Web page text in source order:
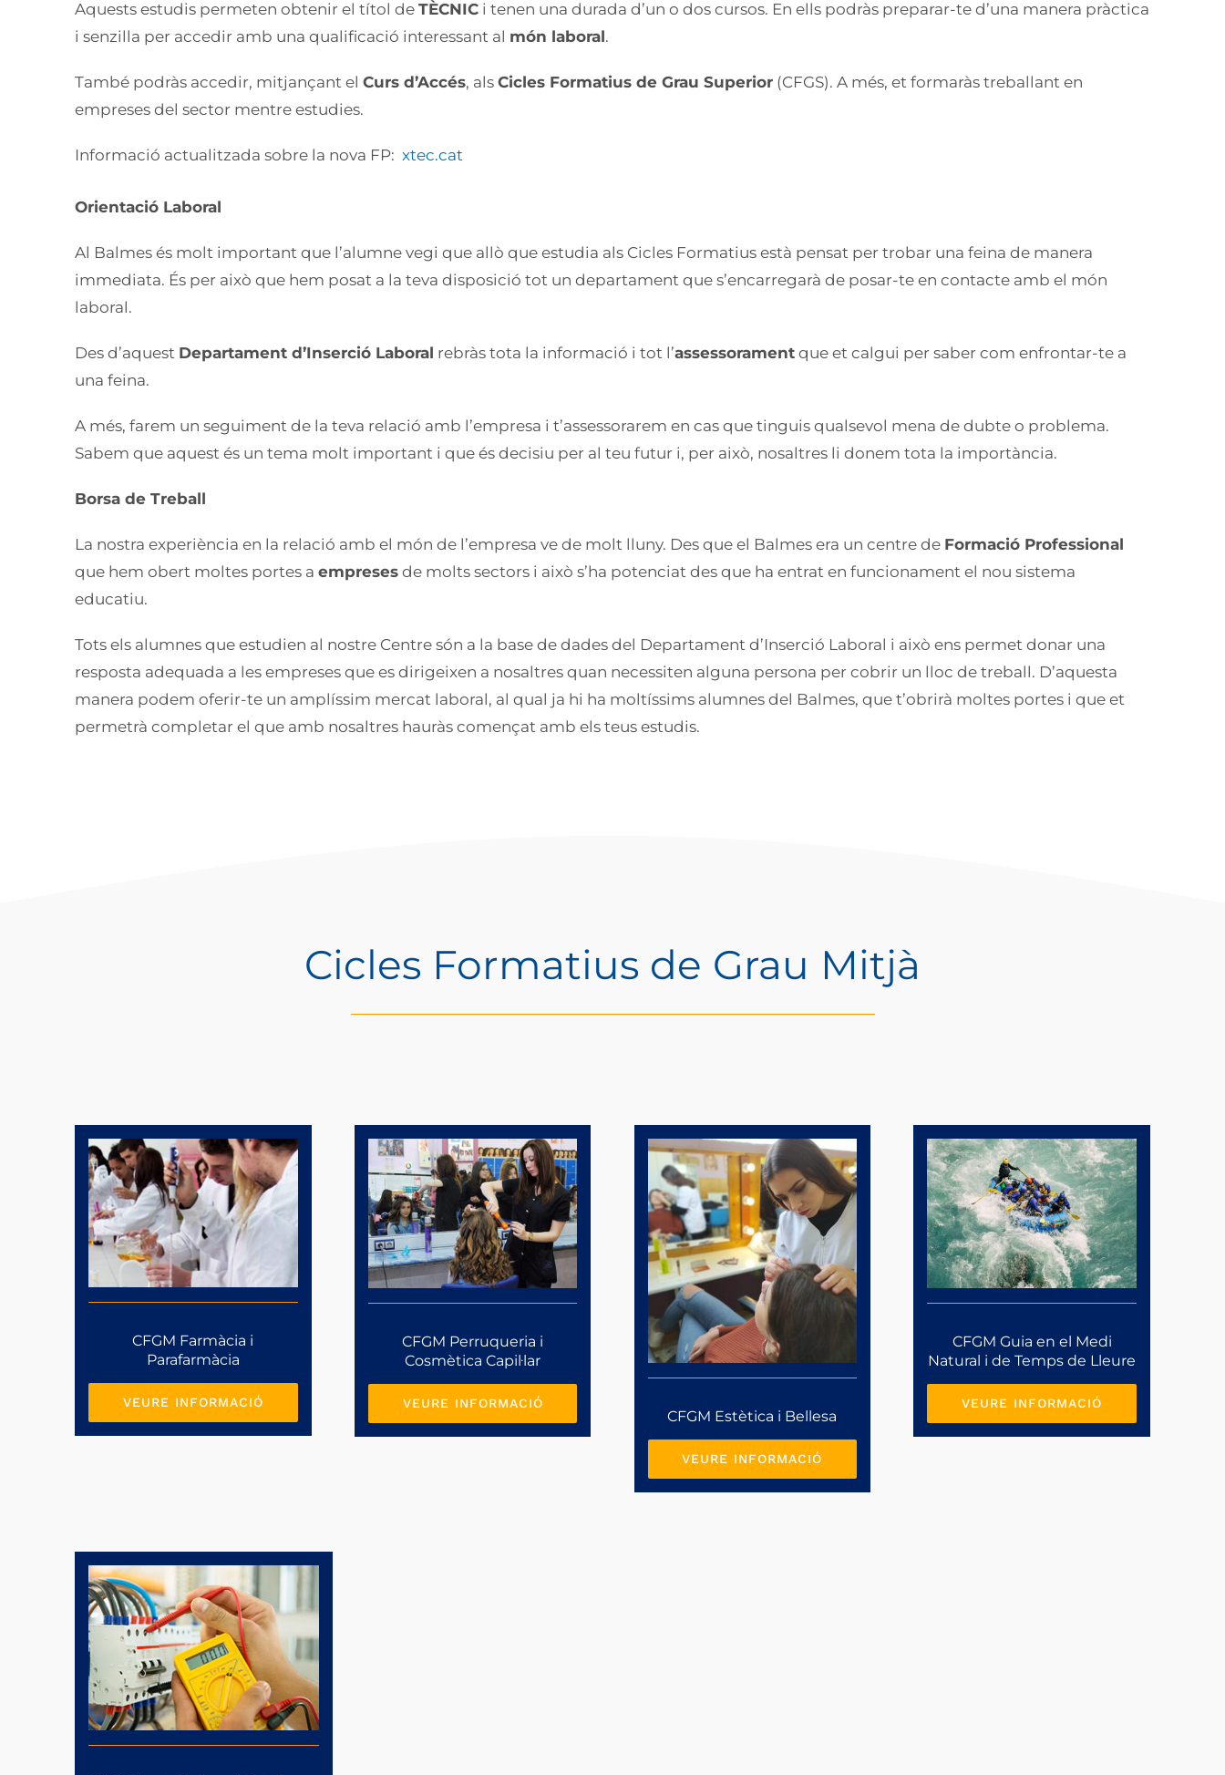
Aquests estudis permeten obtenir el títol de TÈCNIC i tenen una durada d’un o dos cursos. En ells podràs preparar-te d’una manera pràctica
i senzilla per accedir amb una qualificació interessant al món laboral.
També podràs accedir, mitjançant el Curs d’Accés, als Cicles Formatius de Grau Superior (CFGS). A més, et formaràs treballant en
empreses del sector mentre estudies.
Informació actualitzada sobre la nova FP: xtec.cat
Orientació Laboral
Al Balmes és molt important que l’alumne vegi que allò que estudia als Cicles Formatius està pensat per trobar una feina de manera
immediata. És per això que hem posat a la teva disposició tot un departament que s’encarregarà de posar-te en contacte amb el món
laboral.
Des d’aquest Departament d’Inserció Laboral rebràs tota la informació i tot l’assessorament que et calgui per saber com enfrontar-te a
una feina.
A més, farem un seguiment de la teva relació amb l’empresa i t’assessorarem en cas que tinguis qualsevol mena de dubte o problema.
Sabem que aquest és un tema molt important i que és decisiu per al teu futur i, per això, nosaltres li donem tota la importància.
Borsa de Treball
La nostra experiència en la relació amb el món de l’empresa ve de molt lluny. Des que el Balmes era un centre de Formació Professional
que hem obert moltes portes a empreses de molts sectors i això s’ha potenciat des que ha entrat en funcionament el nou sistema
educatiu.
Tots els alumnes que estudien al nostre Centre són a la base de dades del Departament d’Inserció Laboral i això ens permet donar una
resposta adequada a les empreses que es dirigeixen a nosaltres quan necessiten alguna persona per cobrir un lloc de treball. D’aquesta
manera podem oferir-te un amplíssim mercat laboral, al qual ja hi ha moltíssims alumnes del Balmes, que t’obrirà moltes portes i que et
permetrà completar el que amb nosaltres hauràs començat amb els teus estudis.
Cicles Formatius de Grau Mitjà
CFGM Farmàcia i
Parafarmàcia
VEURE INFORMACIÓ
CFGM Perruqueria i
Cosmètica Capil·lar
VEURE INFORMACIÓ
CFGM Estètica i Bellesa
VEURE INFORMACIÓ
CFGM Guia en el Medi
Natural i de Temps de Lleure
VEURE INFORMACIÓ